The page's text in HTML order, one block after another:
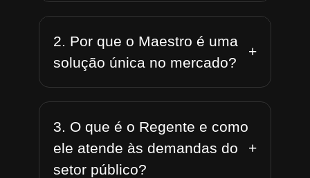
2. Por que o Maestro é uma
solução única no mercado?
+
3. O que é o Regente e como
ele atende às demandas do
setor público?
+